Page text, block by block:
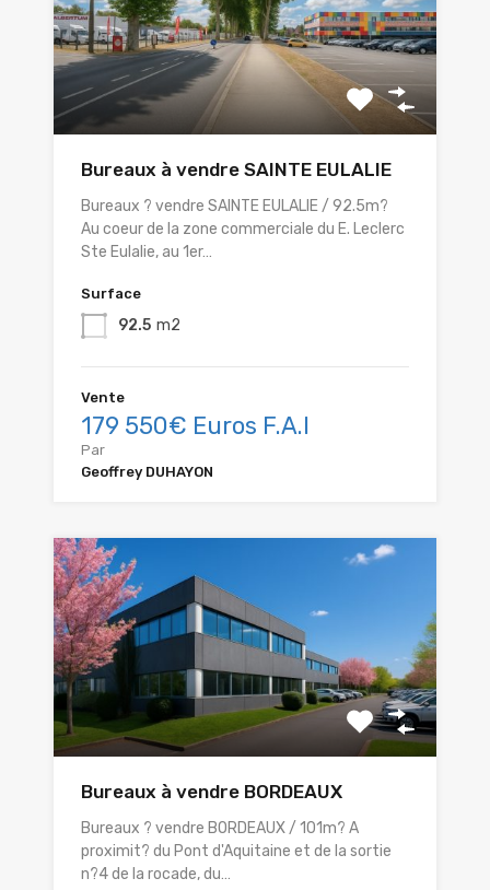
Bureaux à vendre SAINTE EULALIE
Bureaux ? vendre SAINTE EULALIE / 92.5m?
Au coeur de la zone commerciale du E. Leclerc
Ste Eulalie, au 1er…
Surface
92.5 m2
Vente
179 550€ Euros F.A.I
Par
Geoffrey DUHAYON
Bureaux à vendre BORDEAUX
Bureaux ? vendre BORDEAUX / 101m? A
proximit? du Pont d'Aquitaine et de la sortie
n?4 de la rocade, du…